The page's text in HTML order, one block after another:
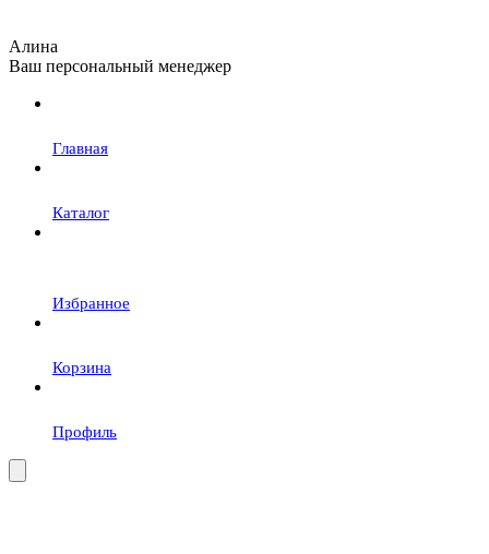
Алина
Ваш персональный менеджер
Главная
Каталог
Избранное
Корзина
Профиль